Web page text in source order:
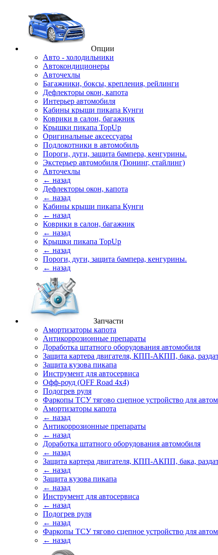
Опции
Авто - холодильники
Автокондиционеры
Авточехлы
Багажники, боксы, крепления, рейлинги
Дефлекторы окон, капота
Интерьер автомобиля
Кабины крыши пикапа Кунги
Коврики в салон, багажник
Крышки пикапа TopUp
Оригинальные аксессуары
Подлокотники в автомобиль
Пороги, дуги, защита бампера, кенгурины.
Экстерьер автомобиля (Тюнинг, стайлинг)
Авточехлы
← назад
Дефлекторы окон, капота
← назад
Кабины крыши пикапа Кунги
← назад
Коврики в салон, багажник
← назад
Крышки пикапа TopUp
← назад
Пороги, дуги, защита бампера, кенгурины.
← назад
Запчасти
Амортизаторы капота
Антикоррозионные препараты
Доработка штатного оборудования автомобиля
Защита картера двигателя, КПП-АКПП, бака,
Защита кузова пикапа
Инструмент для автосервиса
Офф-роуд (OFF Road 4x4)
Подогрев руля
Фаркопы ТСУ тягово сцепное устройство для
Амортизаторы капота
← назад
Антикоррозионные препараты
← назад
Доработка штатного оборудования автомобиля
← назад
Защита картера двигателя, КПП-АКПП, бака,
← назад
Защита кузова пикапа
← назад
Инструмент для автосервиса
← назад
Подогрев руля
← назад
Фаркопы ТСУ тягово сцепное устройство для
← назад